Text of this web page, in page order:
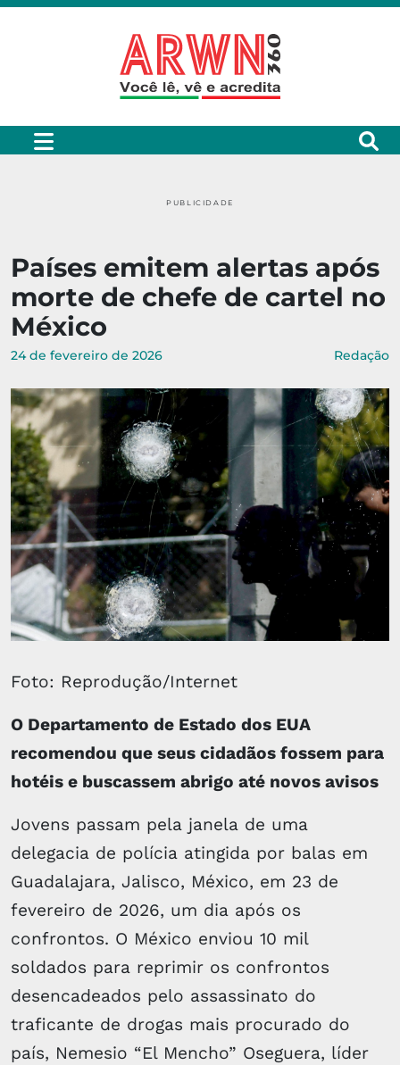
PUBLICIDADE
Países emitem alertas após
morte de chefe de cartel no
México
24 de fevereiro de 2026 Redação
Foto: Reprodução/Internet
O Departamento de Estado dos EUA
recomendou que seus cidadãos fossem para
hotéis e buscassem abrigo até novos avisos
Jovens passam pela janela de uma
delegacia de polícia atingida por balas em
Guadalajara, Jalisco, México, em 23 de
fevereiro de 2026, um dia após os
confrontos. O México enviou 10 mil
soldados para reprimir os confrontos
desencadeados pelo assassinato do
traficante de drogas mais procurado do
país, Nemesio “El Mencho” Oseguera, líder